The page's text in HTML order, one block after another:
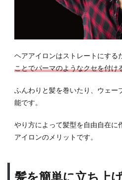
ヘアアイロンはストレートにする
ことでパーマのようなクセを付け
ふんわりと髪を巻いたり、ウェー
能です。
やり方によって髪型を自由自在に
アイロンのメリットです。
髪を簡単に立ち上